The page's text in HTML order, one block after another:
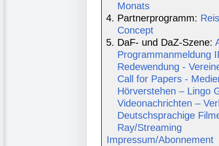
Monats
Partnerprogramm:
Concept
DaF- und DaZ-Szene:
Programmanmeldung
Redewendung -
Call for Papers -
Hörverstehen – Lingo
Videonachrichten –
Deutschsprachige
Ray/Streaming
Impressum/Abonnement